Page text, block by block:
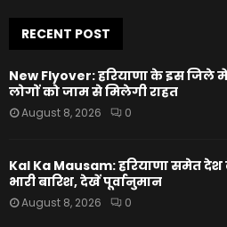
RECENT POST
New Flyover: हरियाणा के इस जिले
लोगों को जाम से मिलेगी राहत
August 8, 2026 0
Kal Ka Mausam: हरियाणा समेत
भारी बारिश, देखें पूर्वानुमान
August 8, 2026 0